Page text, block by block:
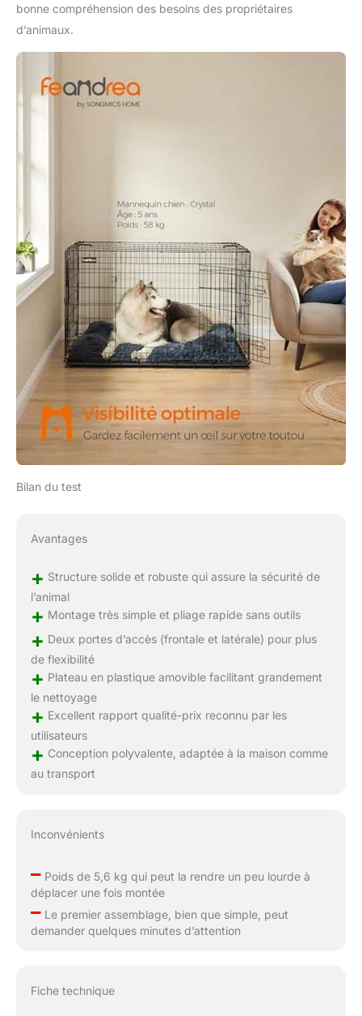
bonne compréhension des besoins des propriétaires
d’animaux.
Bilan du test
Avantages
+ Structure solide et robuste qui assure la sécurité de
l’animal
+ Montage très simple et pliage rapide sans outils
+ Deux portes d’accès (frontale et latérale) pour plus
de flexibilité
+ Plateau en plastique amovible facilitant grandement
le nettoyage
+ Excellent rapport qualité-prix reconnu par les
utilisateurs
+ Conception polyvalente, adaptée à la maison comme
au transport
Inconvénients
–Poids de 5,6 kg qui peut la rendre un peu lourde à
déplacer une fois montée
–Le premier assemblage, bien que simple, peut
demander quelques minutes d’attention
Fiche technique